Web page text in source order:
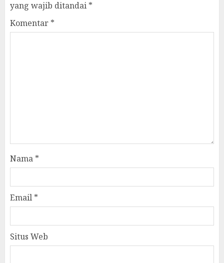
yang wajib ditandai *
Komentar *
Nama *
Email *
Situs Web